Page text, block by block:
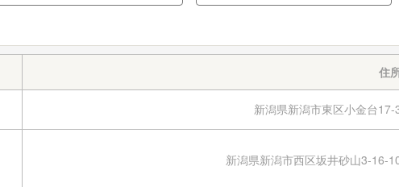
住
新潟県新潟市東区小金台17-
新潟県新潟市西区坂井砂山3-16-